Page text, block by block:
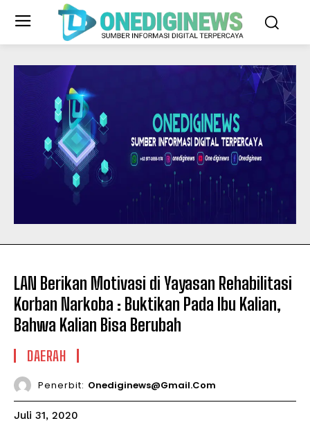
LAN Berikan Motivasi di Yayasan Rehabilitasi
Korban Narkoba : Buktikan Pada Ibu Kalian,
Bahwa Kalian Bisa Berubah
DAERAH
Penerbit: Onediginews@gmail.com
Juli 31, 2020